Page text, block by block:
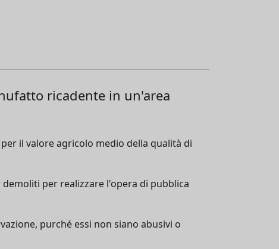
ricadente in un'area
il valore agricolo medio della qualità di
per realizzare l'opera di pubblica
purché essi non siano abusivi o